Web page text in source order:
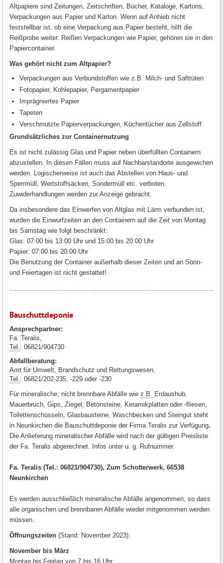
Altpapiere sind Zeitungen, Zeitschriften, Bücher, Kataloge, Kartons,
Verpackungen aus Papier und Karton. Wenn auf Anhieb nicht
feststellbar ist, ob eine Verpackung aus Papier besteht, hilft die
Reißprobe weiter. Reißen Verpackungen wie Papier, gehören sie in den
Papiercontainer.
Was gehört nicht zum Altpapier?
Verpackungen aus Verbundstoffen wie z.B. Milch- und Safttüten
Fotopapier, Kohlepapier, Pergamentpapier
Imprägniertes Papier
Tapeten
Verschmutzte Papierverpackungen, Küchentücher aus Zellstoff
Grundsätzliches zur Containernutzung
Es ist nicht zulässig Glas und Papier neben überfüllten Containern
abzustellen. In diesen Fällen muss auf Nachbarstandorte ausgewichen
werden. Logischerweise ist auch das Abstellen von Haus- und
Sperrmüll, Wertstoffsäcken, Sondermüll etc. verboten.
Zuwiderhandlungen werden zur Anzeige gebracht.
Da insbesondere das Einwerfen von Altglas mit Lärm verbunden ist,
wurden die Einwurfzeiten an den Containern auf die Zeit von Montag
bis Samstag wie folgt beschränkt:
Glas: 07:00 bis 13:00 Uhr und 15:00 bis 20:00 Uhr
Papier: 07:00 bis 20:00 Uhr
Die Benutzung der Container außerhalb dieser Zeiten und an Sonn-
und Feiertagen ist nicht gestattet!
Bauschuttdeponie
Ansprechpartner:
Fa. Teralis,
Tel. : 06821/904730
Abfallberatung:
Amt für Umwelt, Brandschutz und Rettungswesen,
Tel. : 06821/202-235, -229 oder -230
Für mineralische, nicht brennbare Abfälle wie z.B.
Erdaushub,
Mauerbruch, Gips, Ziegel, Betonsteine, Keramikplatten oder -fliesen,
Toilettenschüsseln, Glasbausteine, Waschbecken und Steingut steht
in Neunkirchen die Bauschuttdeponie der Firma Teralis zur Verfügung.
Die Anlieferung mineralischer Abfälle wird nach der gültigen Preisliste
der Fa. Teralis abgerechnet. Infos unter u. g. Rufnummer.
Fa. Teralis (Tel.: 06821/904730), Zum Schotterwerk, 66538
Neunkirchen
Es werden ausschließlich mineralische Abfälle angenommen, so dass
alle organischen und brennbaren Abfälle wieder mitgenommen werden
müssen.
Öffnungszeiten (Stand: November 2023):
November bis März
Montag bis Freitag von 7 bis 16 Uhr